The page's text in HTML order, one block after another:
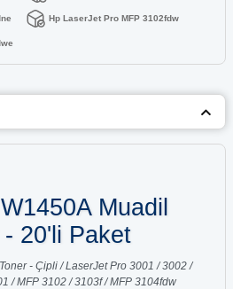
Hp LaserJet Pro MFP 3102fdw
Muadil
- 20'li Paket
- Çipli / LaserJet Pro 3001 / 3002 /
/ MFP 3102 / 3103f / MFP 3104fdw